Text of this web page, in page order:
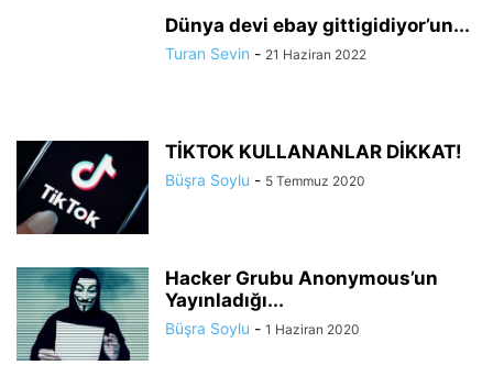
Dünya devi ebay gittigidiyor’un...
Turan Sevin - 21 Haziran 2022
TİKTOK KULLANANLAR DİKKAT!
Büşra Soylu - 5 Temmuz 2020
Hacker Grubu Anonymous’un
Yayınladığı...
Büşra Soylu - 1 Haziran 2020